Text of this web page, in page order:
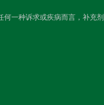
何一种诉求或疾病而言，补充剂